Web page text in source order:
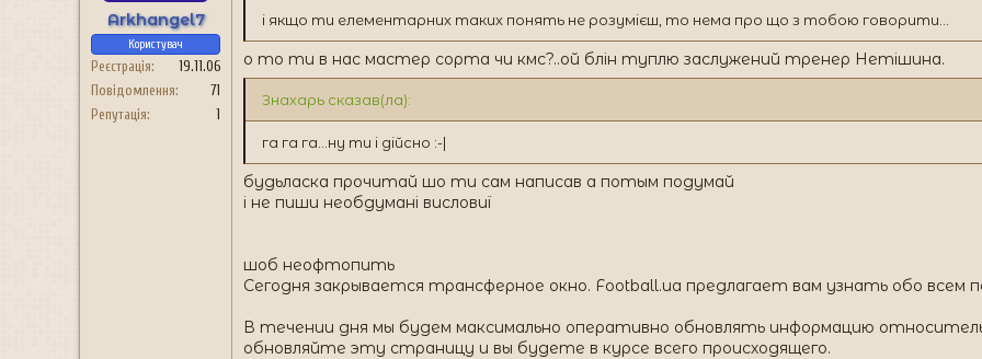
Arkhangel7
Користувач
Реєстрація
19.11.06
Повідомлення
71
Репутація
1
і якщо ти елементарних таких понять не розумієш, то нема про що з тобою говорити...
о то ти в нас мастер сорта чи кмс?..ой блін туплю заслужений тренер Нетішина.
Знахарь сказав(ла):
га га га...ну ти і дійсно :-|
будьласка прочитай шо ти сам написав а потым подумай
і не пиши необдумані висловиї
шоб неофтопить
Сегодня закрывается трансферное окно. Football.ua предлагает вам узнать обо всем
В течении дня мы будем максимально оперативно обновлять информацию
обновляйте эту страницу и вы будете в курсе всего происходящего.